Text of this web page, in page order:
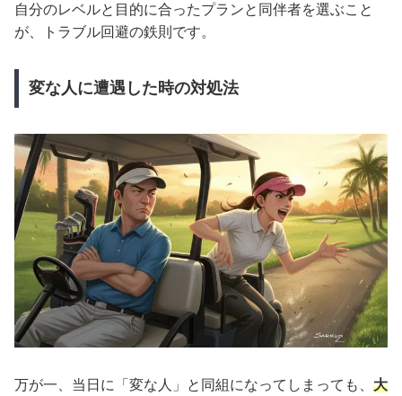
自分のレベルと目的に合ったプランと同伴者を選ぶこと
が、トラブル回避の鉄則です。
変な人に遭遇した時の対処法
万が一、当日に「変な人」と同組になってしまっても、 大